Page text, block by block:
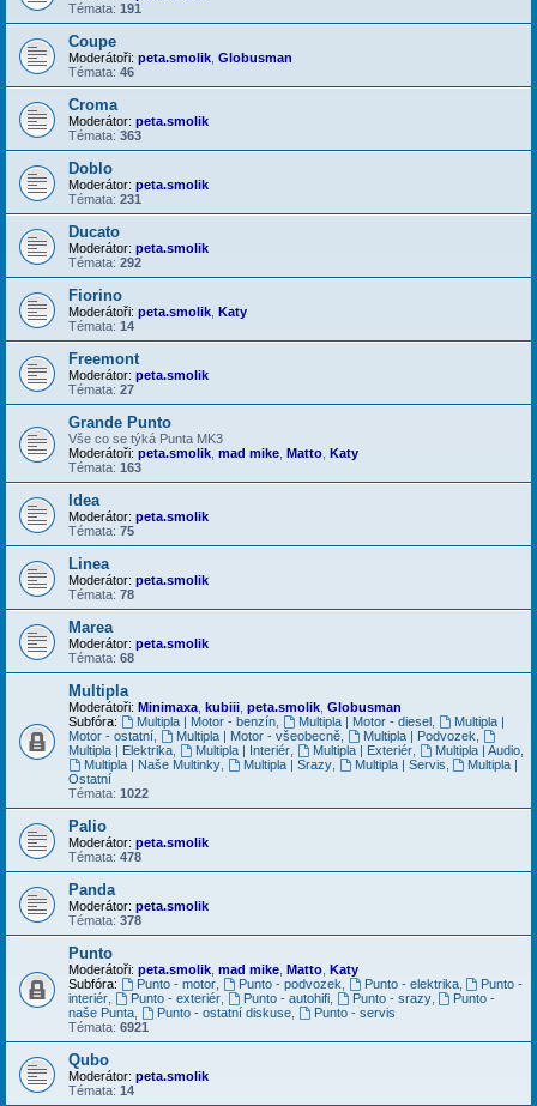
Témata: 191
Coupe
Moderátoři: peta.smolik, Globusman
Témata: 46
Croma
Moderátor: peta.smolik
Témata: 363
Doblo
Moderátor: peta.smolik
Témata: 231
Ducato
Moderátor: peta.smolik
Témata: 292
Fiorino
Moderátoři: peta.smolik, Katy
Témata: 14
Freemont
Moderátor: peta.smolik
Témata: 27
Grande Punto
Vše co se týká Punta MK3
Moderátoři: peta.smolik, mad mike, Matto, Katy
Témata: 163
Idea
Moderátor: peta.smolik
Témata: 75
Linea
Moderátor: peta.smolik
Témata: 78
Marea
Moderátor: peta.smolik
Témata: 68
Multipla
Moderátoři: Minimaxa, kubiii, peta.smolik, Globusman
Subfóra:
Multipla | Motor - benzín, Multipla | Motor - diesel ,
Multipla |
Motor - ostatní, Multipla | Motor - všeobecně, Multipla | Podvozek,
Multipla | Elektrika, Multipla | Interiér, Multipla | Exteriér, Multipla | Audio,
Multipla | Naše Multinky, Multipla | Srazy, Multipla | Servis,
Multipla |
Ostatní
Témata: 1022
Palio
Moderátor: peta.smolik
Témata: 478
Panda
Moderátor: peta.smolik
Témata: 378
Punto
Moderátoři: peta.smolik, mad mike, Matto, Katy
Subfóra:
Punto - motor, Punto - podvozek, Punto - elektrika,
Punto -
interiér, Punto - exteriér, Punto - autohifi, Punto - srazy,
Punto -
naše Punta, Punto - ostatní diskuse,
Punto - servis
Témata: 6921
Qubo
Moderátor: peta.smolik
Témata: 14